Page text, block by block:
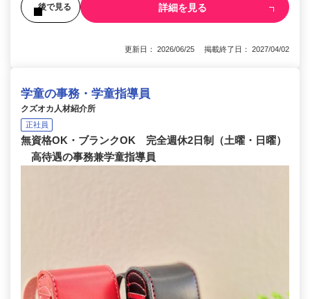
後で見る 詳細を見る
更新日： 2026/06/25 掲載終了日： 2027/04/02
学童の事務・学童指導員
クズオカ人材紹介所
正社員
無資格OK・ブランクOK 完全週休2日制（土曜・日曜）
高待遇の事務兼学童指導員